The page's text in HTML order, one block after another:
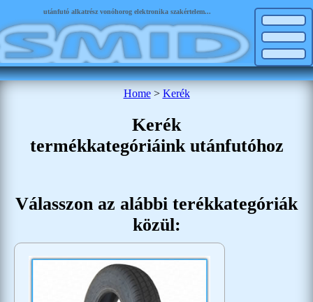
utánfutó alkatrész vonóhorog elektronika szakértelem...
Home > Kerék
Kerék
termékkategóriáink utánfutóhoz
Válasszon az alábbi terékkategóriák
közül: